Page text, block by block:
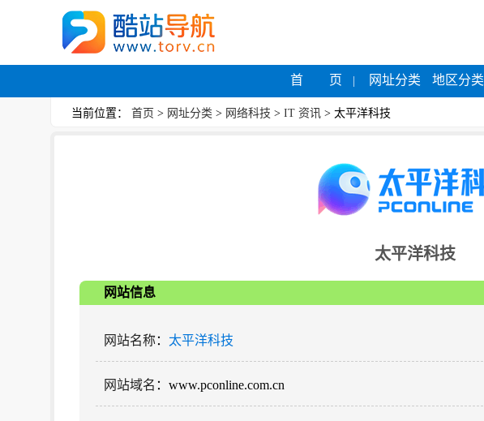
首 页 网址分类 地区分类
当前位置： 首页 > 网址分类 > 网络科技 > IT 资讯 > 太平洋科技
太平洋科技
网站信息
网站名称： 太平洋科技
网站域名 ：www.pconline.com.cn